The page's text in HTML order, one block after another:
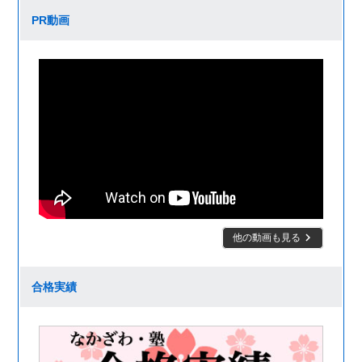
PR動画
他の動画も見る keyboard_arrow_right
合格実績